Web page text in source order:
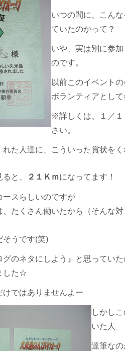
いつの間に、こん
ていたのかって？
いや、実は別に参
のです。
以前このイベント
ボランティアとし
※詳しくは、１／
さい。
れた人達に、こういった賞状を
と、 ２１Ｋｍになってます！
ースらしいのですが
、たくさん働いたから（そんな
そうです(笑)
グのネタにしよう』と思ってい
した☆
けではありませんよー
しかし
いた人
達筆な